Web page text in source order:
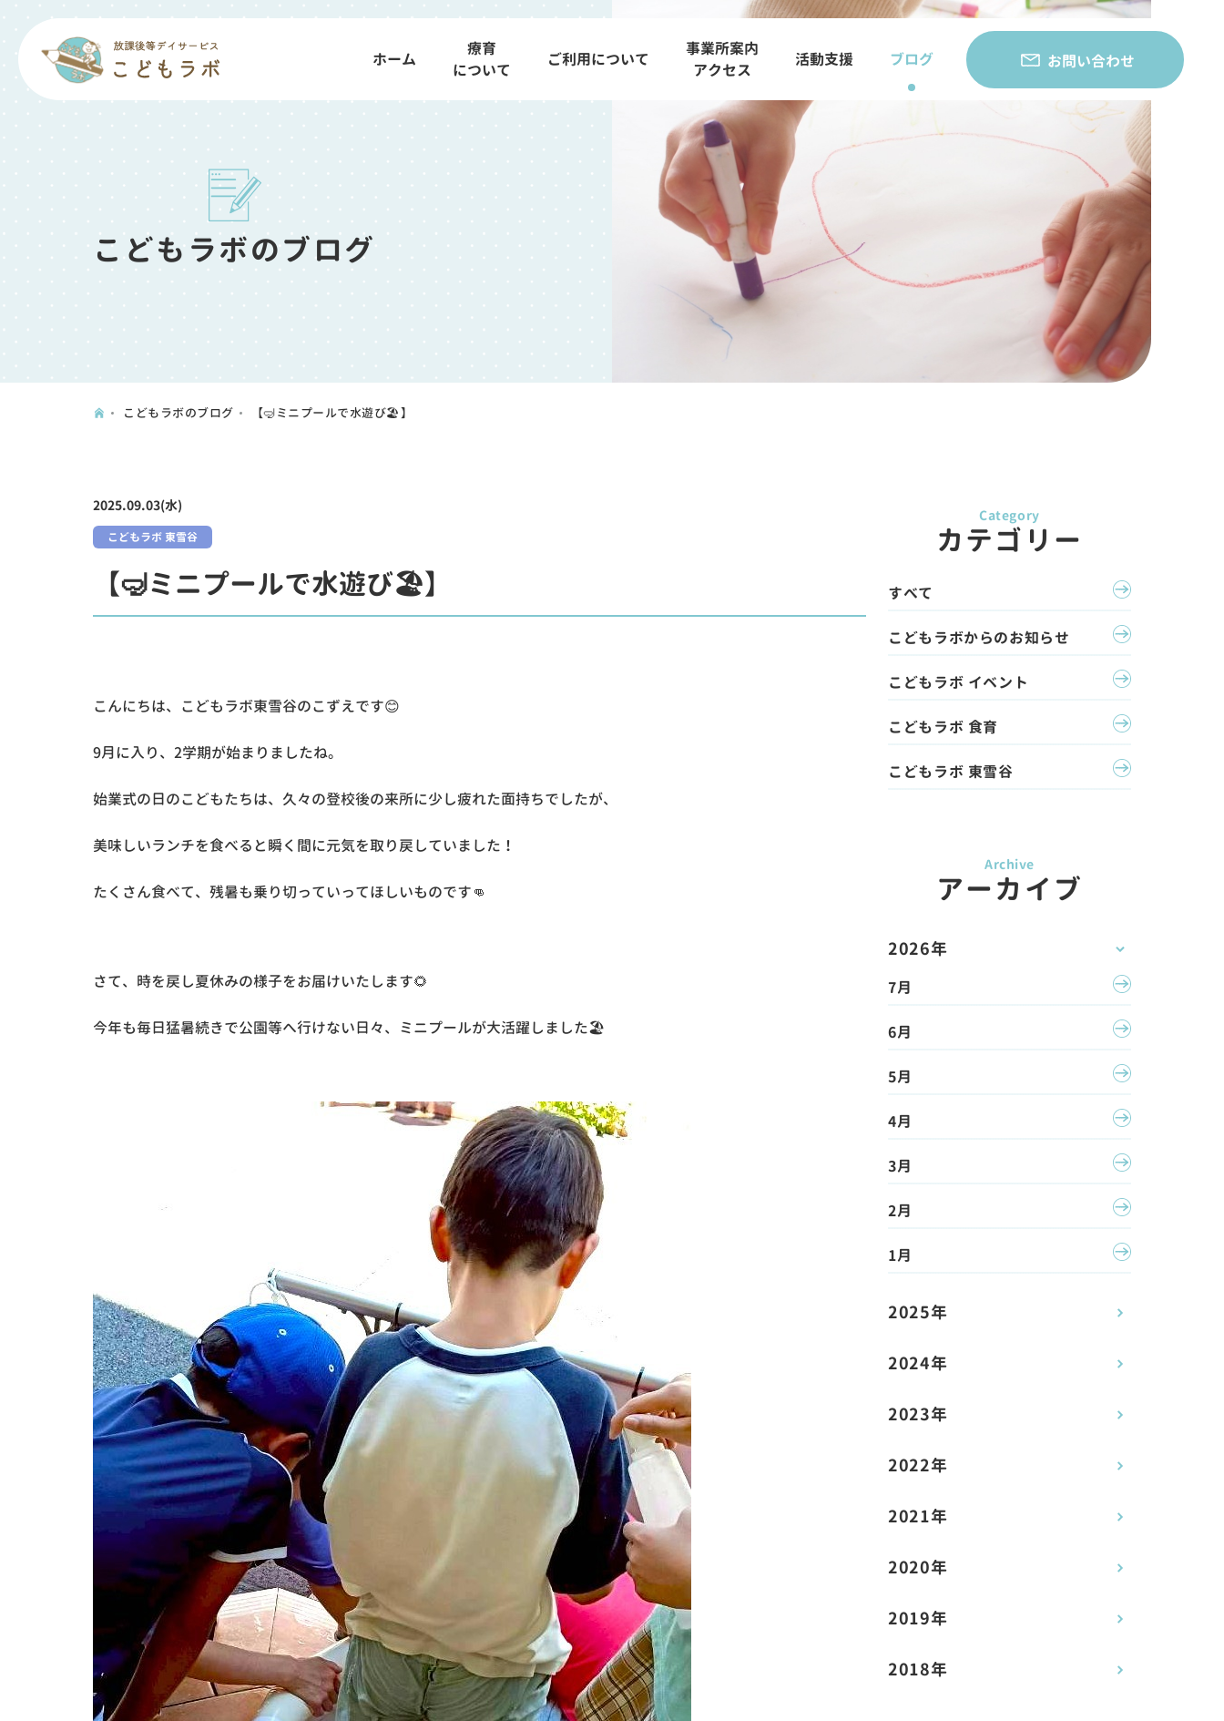
ホーム
療育
について
ご利用について
事業所案内
アクセス
活動支援 ブログ お問い合わせ
こどもラボのブログ
こどもラボのブログ 【🤿ミニプールで水遊び🏖️】
2025.09.03(水)
こどもラボ 東雪谷
【🤿ミニプールで水遊び🏖️】
こんにちは、こどもラボ東雪谷のこずえです😊
9月に入り、2学期が始まりましたね。
始業式の日のこどもたちは、久々の登校後の来所に少し疲れた面持ちでしたが、
美味しいランチを食べると瞬く間に元気を取り戻していました！
たくさん食べて、残暑も乗り切っていってほしいものです👊
さて、時を戻し夏休みの様子をお届けいたします🌻
今年も毎日猛暑続きで公園等へ行けない日々、ミニプールが大活躍しました🏖️
カテゴリー
すべて
こどもラボからのお知らせ
こどもラボ イベント
こどもラボ 食育
こどもラボ 東雪谷
アーカイブ
2026年
7月
6月
5月
4月
3月
2月
1月
2025年
2024年
2023年
2022年
2021年
2020年
2019年
2018年